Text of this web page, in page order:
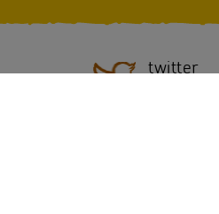
twitter